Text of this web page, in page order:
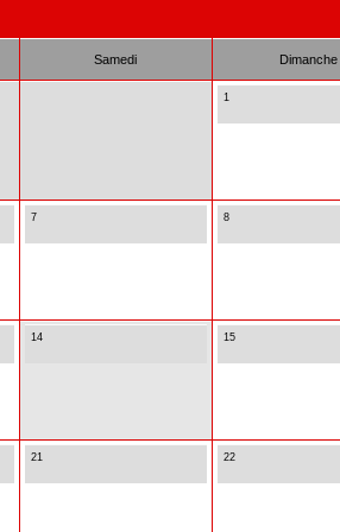
Samedi Dimanche
1
7 8
14 15
21 22